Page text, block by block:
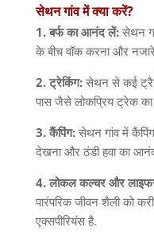
सेथनगांवमेंक्याकरें?
1. बर्फ का आनंद लें: सेथन
के बीच वॉक करना और
2. ट्रेकिंग: सेथन से कई
पास जैसे लोकप्रिय ट्रेक
3. कैंपिंग: सेथन गांव में
देखना और ठंडी हवा का
4. लोकल कल्चर और
पारंपरिक जीवन शैली को
एक्सपीरियंस है.